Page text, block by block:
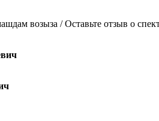
возыза / Оставьте отзыв о